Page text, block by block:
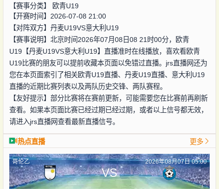
【赛事分类】
欧青U19
【开赛时间】2026-07-08 21:00
【对阵双方】 丹麦U19VS意大利U19
【赛事说明】北京时间2026年07月08日08 21时00分，欧青
U19【丹麦U19VS意大利U19】直播准时在线播放，喜欢看欧青
U19比赛的朋友可以提前收藏本页面以免错过直播。jrs直播网还为
您在本页面索引了相关欧青U19直播、丹麦U19直播、意大利U19
直播的近期比赛列表以及两队历史交锋、两队赛程。
【友好提示】部分比赛将在赛前更新，可能需要您在比赛前再刷新
查看。如果本页面比赛已经过期已经过期，或者以上信号都无效，
请进入jrs直播网查看最新直播信号。
热点直播 更多
哥伦乙 2026年08月07日 05:00
VS